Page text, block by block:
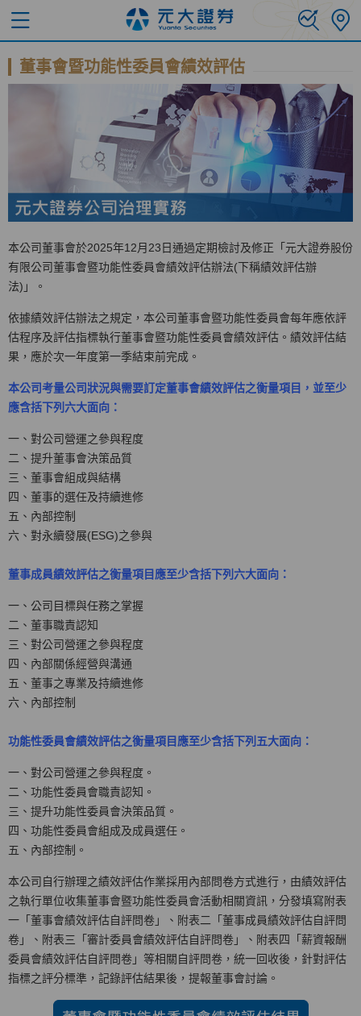
董事會暨功能性委員會績效評估
本公司董事會於2025年12月23日通過定期檢討及修正「元大證券股份
有限公司董事會暨功能性委員會績效評估辦法(下稱績效評估辦
法)」。
依據績效評估辦法之規定，本公司董事會暨功能性委員會每年應依評
估程序及評估指標執行董事會暨功能性委員會績效評估。績效評估結
果，應於次一年度第一季結束前完成。
本公司考量公司狀況與需要訂定董事會績效評估之衡量項目，並至少
應含括下列六大面向：
一、對公司營運之參與程度
二、提升董事會決策品質
三、董事會組成與結構
四、董事的選任及持續進修
五、內部控制
六、對永續發展(ESG)之參與
董事成員績效評估之衡量項目應至少含括下列六大面向：
一、公司目標與任務之掌握
二、董事職責認知
三、對公司營運之參與程度
四、內部關係經營與溝通
五、董事之專業及持續進修
六、內部控制
功能性委員會績效評估之衡量項目應至少含括下列五大面向：
一、對公司營運之參與程度。
二、功能性委員會職責認知。
三、提升功能性委員會決策品質。
四、功能性委員會組成及成員選任。
五、內部控制。
本公司自行辦理之績效評估作業採用內部問卷方式進行，由績效評估
之執行單位收集董事會暨功能性委員會活動相關資訊，分發填寫附表
一「董事會績效評估自評問卷」、附表二「董事成員績效評估自評問
卷」、附表三「審計委員會績效評估自評問卷」、附表四「薪資報酬
委員會績效評估自評問卷」等相關自評問卷，統一回收後，針對評估
指標之評分標準，記錄評估結果後，提報董事會討論。